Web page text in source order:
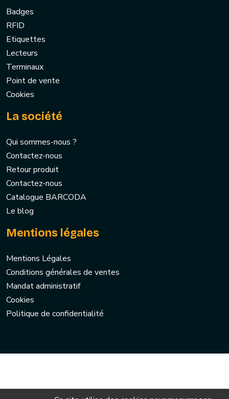
Badges
RFID
Etiquettes
Lecteurs
Terminaux
Point de vente
Cookies
La société
Qui sommes-nous ?
Contactez-nous
Retour produit
Contactez-nous
Catalogue BARCODA
Le blog
Mentions légales
Mentions Légales
Conditions générales de ventes
Mandat administratif
Cookies
Politique de confidentialité